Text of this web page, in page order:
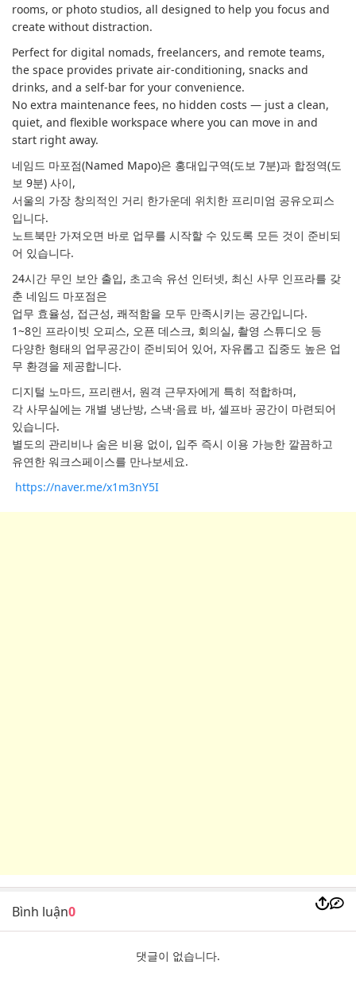
rooms, or photo studios, all designed to help you focus and
create without distraction.
Perfect for digital nomads, freelancers, and remote teams,
the space provides private air-conditioning, snacks and
drinks, and a self-bar for your convenience.
No extra maintenance fees, no hidden costs — just a clean,
quiet, and flexible workspace where you can move in and
start right away.
네임드 마포점(Named Mapo)은 홍대입구역(도보 7분)과 합정역(도
보 9분) 사이,
서울의 가장 창의적인 거리 한가운데 위치한 프리미엄 공유오피스
입니다.
노트북만 가져오면 바로 업무를 시작할 수 있도록 모든 것이 준비되
어 있습니다.
24시간 무인 보안 출입, 초고속 유선 인터넷, 최신 사무 인프라를 갖
춘 네임드 마포점은
업무 효율성, 접근성, 쾌적함을 모두 만족시키는 공간입니다.
1~8인 프라이빗 오피스, 오픈 데스크, 회의실, 촬영 스튜디오 등
다양한 형태의 업무공간이 준비되어 있어, 자유롭고 집중도 높은 업
무 환경을 제공합니다.
디지털 노마드, 프리랜서, 원격 근무자에게 특히 적합하며,
각 사무실에는 개별 냉난방, 스낵·음료 바, 셀프바 공간이 마련되어
있습니다.
별도의 관리비나 숨은 비용 없이, 입주 즉시 이용 가능한 깔끔하고
유연한 워크스페이스를 만나보세요.
https://naver.me/x1m3nY5I
Bình luận0
댓글이 없습니다.